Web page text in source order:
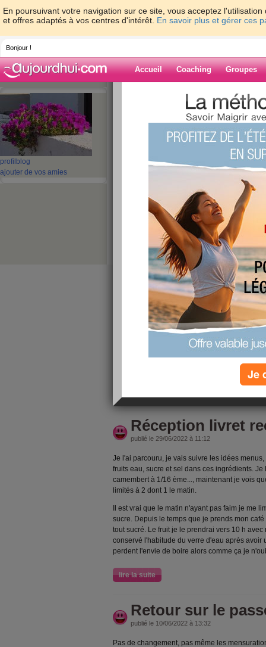
En poursuivant votre navigation sur ce site, vous acceptez
et offres adaptés à vos centres d'intérêt. En savoir plus et gérer ces
Bonjour !
Accueil Coaching Groupes
profil blog
ajouter de vos amies
>
Blog de
21 - 30 31 - 40 41 - 48 »
‹ Préc. 1 2 3 4 5
Nouvel an 2023
publié le 07/01/2023 à 19:07
En forme ! J'ai réduit le fromage un repas sur
n'ai jamais faim, je mange en accompagnant
ça lui convient il rajoute : beurre, crême
temps ça m'est égal. J'ai pris goût aux
rajoute du vinaigre balsamique ou citron
avec difficulté, mon mari en rajoute pourtant,
fruits, je suis passée de 3 à 2, depuis mon
charcuteries depuis au moins 20 ans, comme
Réception livret
publié le 29/06/2022 à 11:12
Je l'ai parcouru, je vais suivre les idées
fruits eau, sucre et sel dans ces ingrédients.
camembert à 1/16 ème..., maintenant je vois
limités à 2 dont 1 le matin.
Il est vrai que le matin n'ayant pas faim je me
sucre. Depuis le temps que je prends mon
tout sucré. Le fruit je le prendrai vers 10 h
conservé l'habitude du verre d'eau après avoir
perdent l'envie de boire alors comme ça je
lire la suite
Retour sur le
publié le 10/06/2022 à 13:32
Pas de changement, pas même les
Je